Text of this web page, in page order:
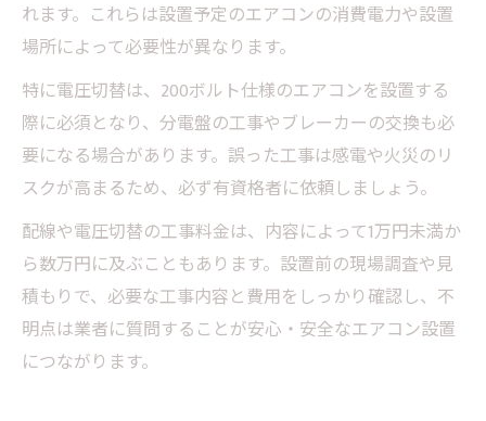
れます。これらは設置予定のエアコンの消費電力や設置
場所によって必要性が異なります。
特に電圧切替は、200ボルト仕様のエアコンを設置する
際に必須となり、分電盤の工事やブレーカーの交換も必
要になる場合があります。誤った工事は感電や火災のリ
スクが高まるため、必ず有資格者に依頼しましょう。
配線や電圧切替の工事料金は、内容によって1万円未満か
ら数万円に及ぶこともあります。設置前の現場調査や見
積もりで、必要な工事内容と費用をしっかり確認し、不
明点は業者に質問することが安心・安全なエアコン設置
につながります。